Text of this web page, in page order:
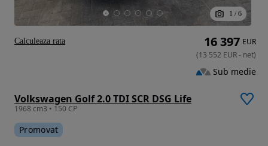
1 / 6
Volkswagen Golf 2.0 TDI SCR DSG Life
1968 cm3 • 150 CP
Promovat
16 397 EUR
(13 552 EUR- net)
Sub medie
Calculeaza rata